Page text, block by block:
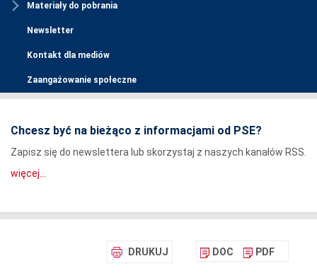
Materiały do pobrania
Newsletter
Kontakt dla mediów
Zaangażowanie społeczne
Chcesz być na bieżąco z informacjami od PSE?
Zapisz się do newslettera lub skorzystaj z naszych kanałów RSS.
więcej...
DRUKUJ DOC PDF